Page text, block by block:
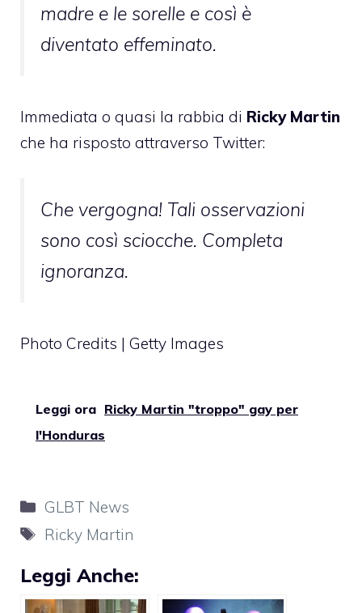
madre e le sorelle e così è
diventato effeminato.
Immediata o quasi la rabbia di Ricky Martin
che ha risposto attraverso Twitter:
Che vergogna! Tali osservazioni
sono così sciocche. Completa
ignoranza.
Photo Credits | Getty Images
Leggi ora Ricky Martin "troppo" gay per
l'Honduras
Categorie
GLBT News
Tag
Ricky Martin
Leggi Anche: